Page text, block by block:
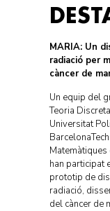
MARIA: Un
radiació per
càncer de
Un equip del
Teoria
Universitat
Matemàtiques
han participat
prototip de
radiació,
del càncer de